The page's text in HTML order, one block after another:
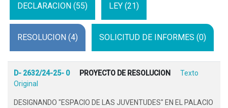
DECLARACION (55) LEY (21)
RESOLUCION (4) SOLICITUD DE INFORMES (0)
D- 2632/24-25- 0 PROYECTO DE RESOLUCION
Texto
Original
DESIGNANDO "ESPACIO DE LAS JUVENTUDES" EN EL PALACIO